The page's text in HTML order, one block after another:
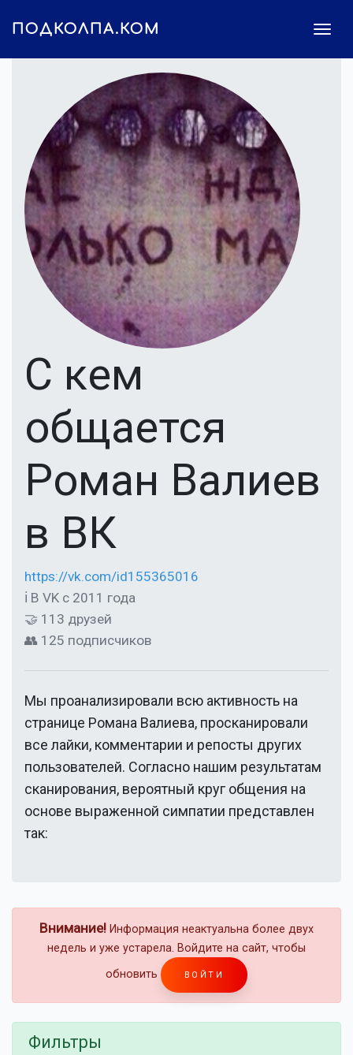
ПОДКОЛПА.КОМ
С кем
общается
Роман Валиев
в ВК
https://vk.com/id155365016
ℹ В VK с 2011 года
🤝 113 друзей
👥 125 подписчиков
Мы проанализировали всю активность на
странице Романа Валиева, просканировали
все лайки, комментарии и репосты других
пользователей. Согласно нашим результатам
сканирования, вероятный круг общения на
основе выраженной симпатии представлен
так:
Внимание! Информация неактуальна более двух
недель и уже устарела. Войдите на сайт, чтобы
обновить
ВОЙТИ
Фильтры